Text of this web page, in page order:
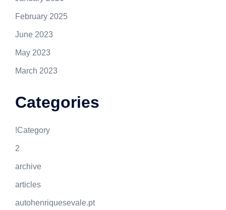
February 2025
June 2023
May 2023
March 2023
Categories
!Category
2
archive
articles
autohenriquesevale.pt